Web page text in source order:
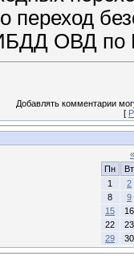
переход
ОВД по
Добавлять комментарии
[
«
Пн
Вт
1
2
8
9
15
16
22
23
29
30